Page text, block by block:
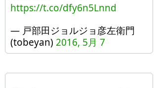
https://t.co/dfy6n5Lnnd
— 戸部田ジョルジョ彦左衛門
(tobeyan) 2016, 5月 7